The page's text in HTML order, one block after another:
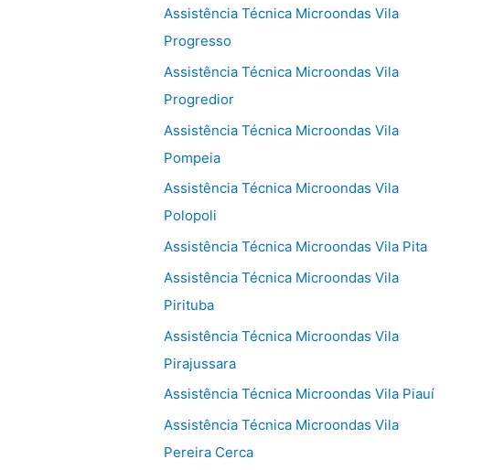
Assistência Técnica Microondas Vila
Progresso
Assistência Técnica Microondas Vila
Progredior
Assistência Técnica Microondas Vila
Pompeia
Assistência Técnica Microondas Vila
Polopoli
Assistência Técnica Microondas Vila Pita
Assistência Técnica Microondas Vila
Pirituba
Assistência Técnica Microondas Vila
Pirajussara
Assistência Técnica Microondas Vila Piauí
Assistência Técnica Microondas Vila
Pereira Cerca